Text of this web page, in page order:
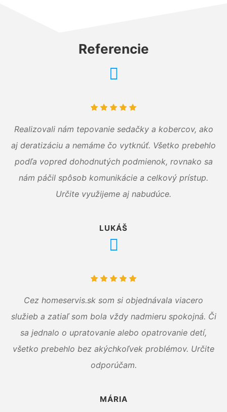
Referencie
Realizovali nám tepovanie sedačky a kobercov, ako
aj deratizáciu a nemáme čo vytknúť. Všetko prebehlo
podľa vopred dohodnutých podmienok, rovnako sa
nám páčil spôsob komunikácie a celkový prístup.
Určite využijeme aj nabudúce.
LUKÁŠ
Cez homeservis.sk som si objednávala viacero
služieb a zatiaľ som bola vždy nadmieru spokojná. Či
sa jednalo o upratovanie alebo opatrovanie detí,
všetko prebehlo bez akýchkoľvek problémov. Určite
odporúčam.
MÁRIA